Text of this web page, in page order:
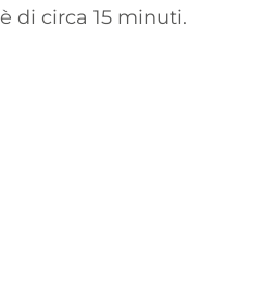
di circa 15 minuti.